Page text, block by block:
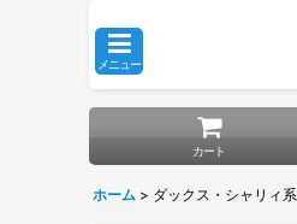
メニュー
カート
ホーム > ダックス・シャリィ系